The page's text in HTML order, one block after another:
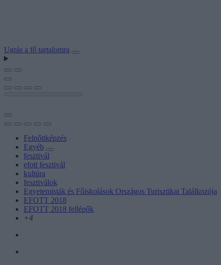
Ugrás a fő tartalomra
Felnőttképzés
Egyéb
fesztivál
efott fesztivál
kultúra
fesztiválok
Egyetemisták és Főiskolások Országos Turisztikai Találkozója
EFOTT 2018
EFOTT 2018 fellépők
+4